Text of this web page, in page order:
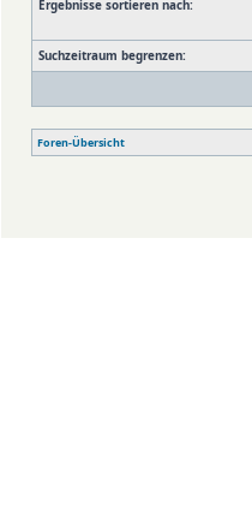
Ergebnisse sortieren nach:
Suchzeitraum begrenzen:
Foren-Übersicht